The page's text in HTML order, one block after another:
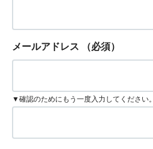
メールアドレス （必須）
▼確認のためにもう一度入力してください。